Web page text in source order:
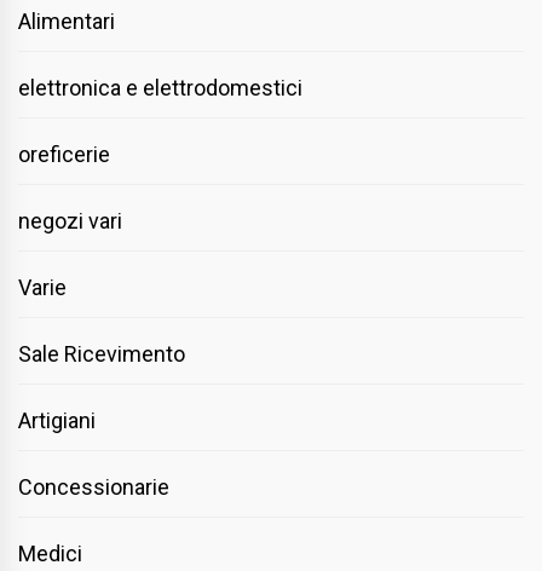
Alimentari
elettronica e elettrodomestici
oreficerie
negozi vari
Varie
Sale Ricevimento
Artigiani
Concessionarie
Medici